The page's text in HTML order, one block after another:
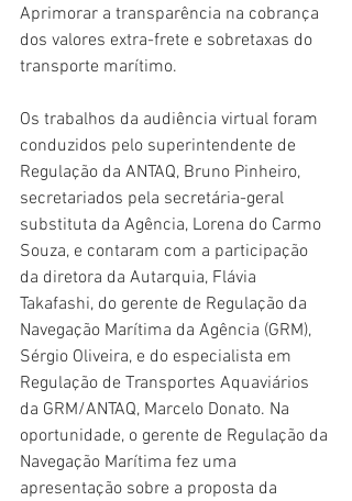
Aprimorar a transparência na cobrança
dos valores extra-frete e sobretaxas do
transporte marítimo.
Os trabalhos da audiência virtual foram
conduzidos pelo superintendente de
Regulação da ANTAQ, Bruno Pinheiro,
secretariados pela secretária-geral
substituta da Agência, Lorena do Carmo
Souza, e contaram com a participação
da diretora da Autarquia, Flávia
Takafashi, do gerente de Regulação da
Navegação Marítima da Agência (GRM),
Sérgio Oliveira, e do especialista em
Regulação de Transportes Aquaviários
da GRM/ANTAQ, Marcelo Donato. Na
oportunidade, o gerente de Regulação da
Navegação Marítima fez uma
apresentação sobre a proposta da